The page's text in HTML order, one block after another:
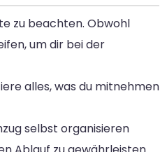
zu beachten. Obwohl
um dir bei der
alles, was du mitnehmen
selbst organisieren